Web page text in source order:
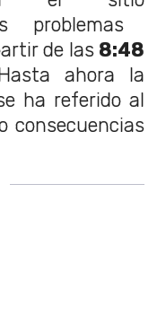
problemas
de las8:48
ahora la
ha referido al
consecuencias